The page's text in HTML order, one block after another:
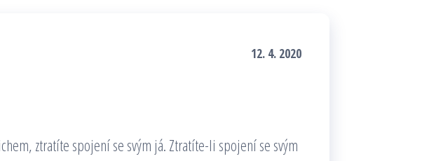
12. 4. 2020
ztratíte spojení se svým já. Ztratíte-li spojení se svým